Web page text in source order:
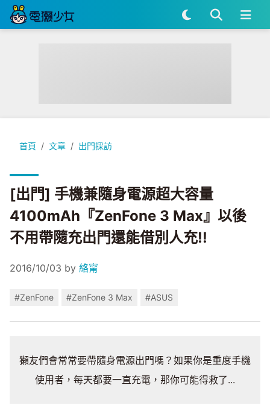
首頁 文章 出門採訪
[出門] 手機兼隨身電源超大容量4100mAh『ZenFone 3 Max
[出門] 手機兼隨身電源超大容量
4100mAh『ZenFone 3 Max』以後
不用帶隨充出門還能借別人充!!
2016/10/03 by 絡甯
#ZenFone #ZenFone 3 Max #ASUS
獺友們會常常要帶隨身電源出門嗎？如果你是重度手機
使用者，每天都要一直充電，那你可能得救了...